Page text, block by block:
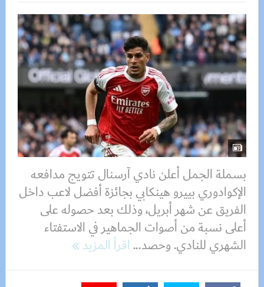
بسملة الجمل أعلن نادي آرسنال تتويج مدافعه
الإكوادوري بييرو هينكابي بجائزة أفضل لاعب داخل
الفريق عن شهر أبريل، وذلك بعد حصوله على
أعلى نسبة من أصوات الجماهير في الاستفتاء
الشهري للنادي. وحصد...اقرأ المزيد